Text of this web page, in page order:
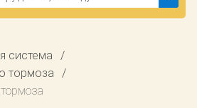
система
тормоза